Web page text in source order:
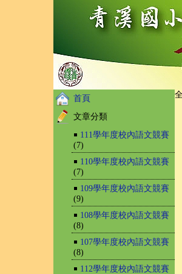
首頁
文章分類
￭ 111學年度校內語文競賽
(7)
￭ 110學年度校內語文競賽
(7)
￭ 109學年度校內語文競賽
(9)
￭ 108學年度校內語文競賽
(8)
￭ 107學年度校內語文競賽
(8)
￭ 112學年度校內語文競賽